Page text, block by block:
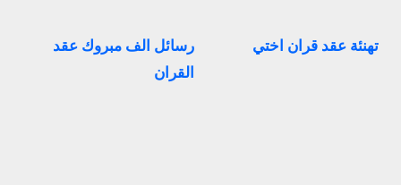
تهنئة عقد قران اختي
رسائل الف مبروك عقد
القران